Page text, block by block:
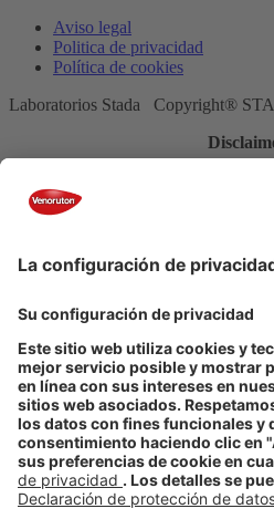
Aviso legal
Politica de privacidad
Política de cookies
Laboratorios Stada Copyright®
Aviso de farmacovigilancia: Este
consulte con su médico o
adversos directamente a STADA en
Productos
dirección
www.notificaram.es